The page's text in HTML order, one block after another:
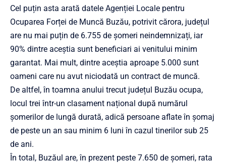
Cel puțin asta arată datele Agenției Locale pentru
Ocuparea Forței de Muncă Buzău, potrivit cărora, județul
are nu mai puțin de 6.755 de șomeri neindemnizați, iar
90% dintre aceștia sunt beneficiari ai venitului minim
garantat. Mai mult, dintre aceștia aproape 5.000 sunt
oameni care nu avut niciodată un contract de muncă.
De altfel, în toamna anului trecut județul Buzău ocupa,
locul trei într-un clasament național după numărul
șomerilor de lungă durată, adică persoane aflate în șomaj
de peste un an sau minim 6 luni în cazul tinerilor sub 25
de ani.
În total, Buzăul are, în prezent peste 7.650 de șomeri, rata